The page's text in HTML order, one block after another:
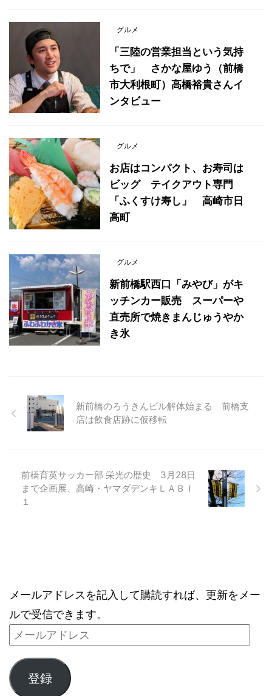
グルメ
「三陸の営業担当という気持
ちで」 さかな屋ゆう（前橋
市大利根町）高橋裕貴さんイ
ンタビュー
グルメ
お店はコンパクト、お寿司は
ビッグ テイクアウト専門
「ふくすけ寿し」 高崎市日
高町
グルメ
新前橋駅西口「みやび」がキ
ッチンカー販売 スーパーや
直売所で焼きまんじゅうやか
き氷
新前橋のろうきんビル解体始まる 前橋支
店は飲食店跡に仮移転
前橋育英サッカー部 栄光の歴史 3月28日
まで企画展、高崎・ヤマダデンキＬＡＢＩ
１
メールアドレスを記入して購読すれば、更新をメー
ルで受信できます。
登録